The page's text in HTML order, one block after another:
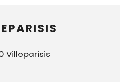
Villeparisis